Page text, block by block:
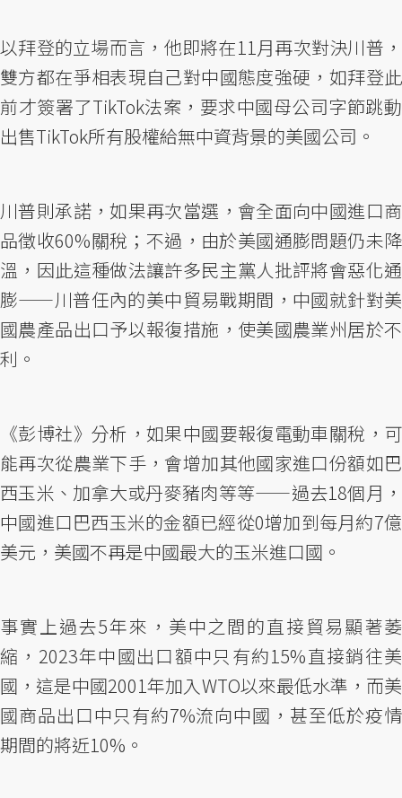
以拜登的立場而言，他即將在11月再次對決川普，
雙方都在爭相表現自己對中國態度強硬，如拜登此
前才簽署了TikTok法案，要求中國母公司字節跳動
出售TikTok所有股權給無中資背景的美國公司。
川普則承諾，如果再次當選，會全面向中國進口商
品徵收60%關稅；不過，由於美國通膨問題仍未降
溫，因此這種做法讓許多民主黨人批評將會惡化通
膨——川普任內的美中貿易戰期間，中國就針對美
國農產品出口予以報復措施，使美國農業州居於不
利。
《彭博社》分析，如果中國要報復電動車關稅，可
能再次從農業下手，會增加其他國家進口份額如巴
西玉米、加拿大或丹麥豬肉等等——過去18個月，
中國進口巴西玉米的金額已經從0增加到每月約7億
美元，美國不再是中國最大的玉米進口國。
事實上過去5年來，美中之間的直接貿易顯著萎
縮，2023年中國出口額中只有約15%直接銷往美
國，這是中國2001年加入WTO以來最低水準，而美
國商品出口中只有約7%流向中國，甚至低於疫情
期間的將近10%。